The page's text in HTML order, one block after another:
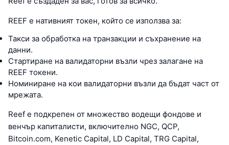
REEF е нативният токен, който се използва за:
Такси за обработка на транзакции и съхранение на
данни.
Стартиране на валидаторни възли чрез залагане на
REEF токени.
Номиниране на кои валидаторни възли да бъдат част от
мрежата.
Reef е подкрепен от множество водещи фондове и
венчър капиталисти, включително NGC, QCP,
Bitcoin.com, Kenetic Capital, LD Capital, TRG Capital,